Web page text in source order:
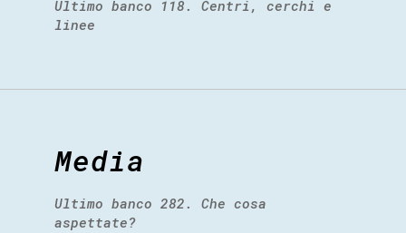
Ultimo banco 118. Centri, cerchi e
linee
Media
Ultimo banco 282. Che cosa
aspettate?